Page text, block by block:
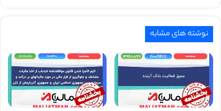
نوشته های مشابه